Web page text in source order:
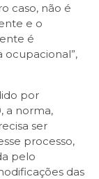
caso, não é
e o
é
por
a norma,
ser
processo,
pelo
das